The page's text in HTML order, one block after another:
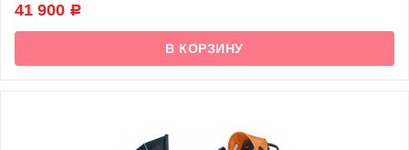
41 900 Р